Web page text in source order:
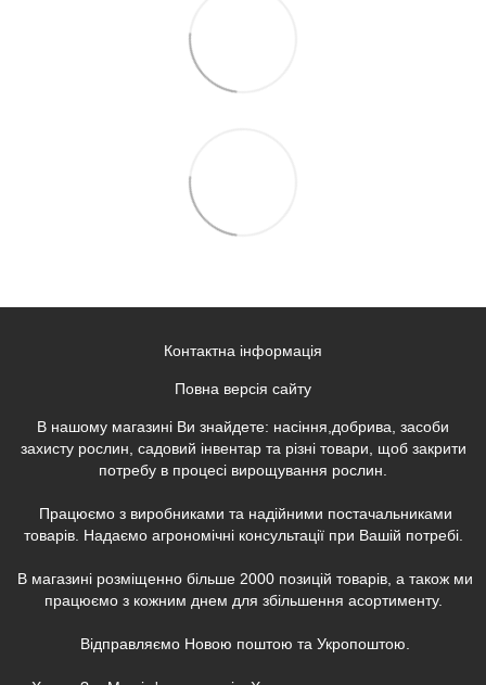
Контактна інформація
Повна версія сайту
В нашому магазині Ви знайдете: насіння,добрива, засоби
захисту рослин, садовий інвентар та різні товари, щоб закрити
потребу в процесі вирощування рослин.
Працюємо з виробниками та надійними постачальниками
товарів. Надаємо агрономічні консультації при Вашій потребі.
В магазині розміщенно більше 2000 позицій товарів, а також ми
працюємо з кожним днем для збільшення асортименту.
Відправляємо Новою поштою та Укропоштою.